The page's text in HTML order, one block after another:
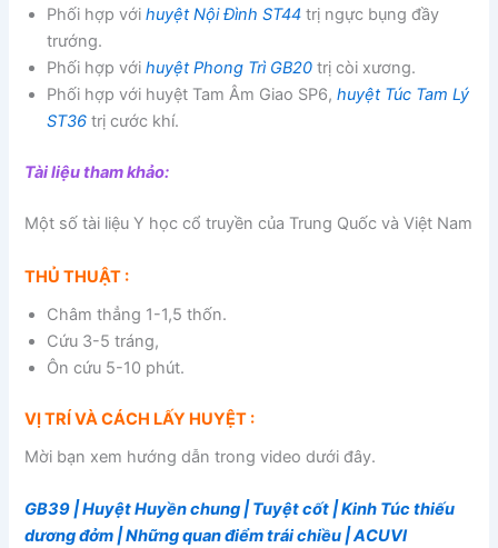
Phối hợp vớihuyệt Nội Đình ST44 trị ngực bụng đầy
trướng.
Phối hợp vớihuyệt Phong Trì GB20 trị còi xương.
Phối hợp với huyệt Tam Âm Giao SP6,huyệt Túc Tam Lý
ST36 trị cước khí.
Tài liệu tham khảo:
Một số tài liệu Y học cổ truyền của Trung Quốc và Việt Nam
THỦ THUẬT :
Châm thẳng 1-1,5 thốn.
Cứu 3-5 tráng,
Ôn cứu 5-10 phút.
VỊ TRÍ VÀ CÁCH LẤY HUYỆT :
Mời bạn xem hướng dẫn trong video dưới đây.
GB39 | Huyệt Huyền chung | Tuyệt cốt | Kinh Túc thiếu
dương đởm |Những quan điểm trái chiều | ACUVI